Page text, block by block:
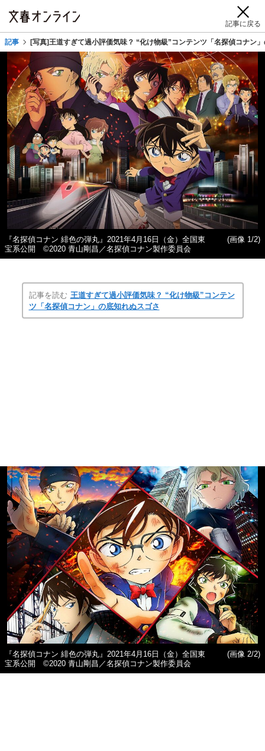
記事に戻る
記事 [写真]王道すぎて過小評価気味？ “化け物級”コンテンツ「名探偵コナン
『名探偵コナン 緋色の弾丸』2021年4月16日（金）全国東
宝系公開 ©2020 青山剛昌／名探偵コナン製作委員会
(画像 1/2)
記事を読む 王道すぎて過小評価気味？ “化け物級”コンテン
ツ「名探偵コナン」の底知れぬスゴさ
『名探偵コナン 緋色の弾丸』2021年4月16日（金）全国東
宝系公開 ©2020 青山剛昌／名探偵コナン製作委員会
(画像 2/2)